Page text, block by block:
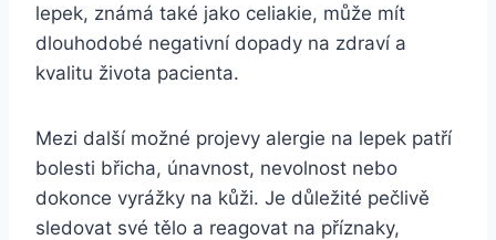
lepek, známá také jako celiakie, může mít
dlouhodobé negativní dopady na zdraví a
kvalitu života pacienta.
Mezi další možné projevy alergie na lepek patří
bolesti břicha, únavnost, nevolnost nebo
dokonce vyrážky na kůži. Je důležité pečlivě
sledovat své tělo a reagovat na příznaky,